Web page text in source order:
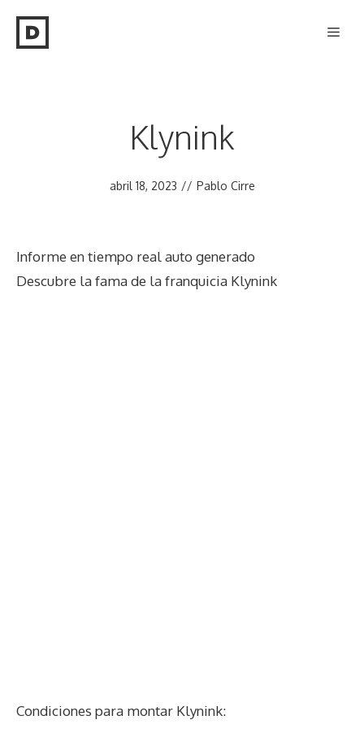
Klynink
abril 18, 2023 // Pablo Cirre
Informe en tiempo real auto generado
Descubre la fama de la franquicia Klynink
Condiciones para montar Klynink: